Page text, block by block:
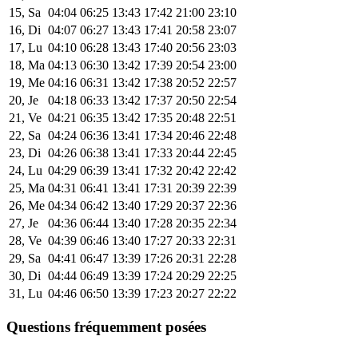
15, Sa 04:04 06:25 13:43 17:42 21:00 23:10
16, Di 04:07 06:27 13:43 17:41 20:58 23:07
17, Lu 04:10 06:28 13:43 17:40 20:56 23:03
18, Ma 04:13 06:30 13:42 17:39 20:54 23:00
19, Me 04:16 06:31 13:42 17:38 20:52 22:57
20, Je
04:18 06:33 13:42 17:37 20:50 22:54
21, Ve 04:21 06:35 13:42 17:35 20:48 22:51
22, Sa 04:24 06:36 13:41 17:34 20:46 22:48
23, Di 04:26 06:38 13:41 17:33 20:44 22:45
24, Lu 04:29 06:39 13:41 17:32 20:42 22:42
25, Ma 04:31 06:41 13:41 17:31 20:39 22:39
26, Me 04:34 06:42 13:40 17:29 20:37 22:36
27, Je
04:36 06:44 13:40 17:28 20:35 22:34
28, Ve 04:39 06:46 13:40 17:27 20:33 22:31
29, Sa 04:41 06:47 13:39 17:26 20:31 22:28
30, Di 04:44 06:49 13:39 17:24 20:29 22:25
31, Lu 04:46 06:50 13:39 17:23 20:27 22:22
Questions fréquemment posées